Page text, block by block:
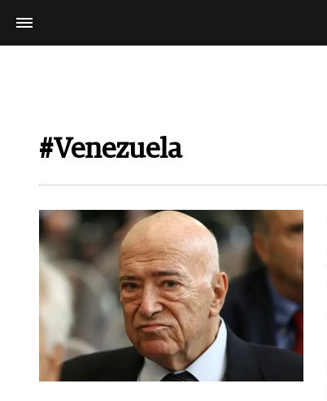
#Venezuela